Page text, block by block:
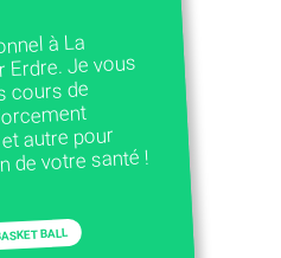
à La
Erdre. Je vous
cours de
autre pour
de votre santé !
BALL